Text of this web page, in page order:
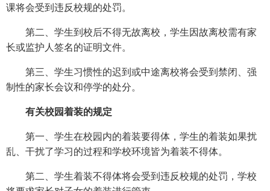
课将会受到违反校规的处罚。
第二、学生到校后不得无故离校，学生因故离校需有家
长或监护人签名的证明文件。
第三、学生习惯性的迟到或中途离校将会受到禁闭、强
制性的家长会议和停学的处分。
有关校园着装的规定
第一、学生在校园内的着装要得体，学生的着装如果扰
乱、干扰了学习的过程和学校环境皆为着装不得体。
第二、学生着装不得体将会受到违反校规的处罚，学校